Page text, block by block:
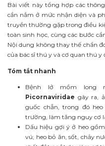
Bài viết này tổng hợp các
cần nắm ở mức nhận diện và
truyền thường gặp trong điều
toàn sinh học, cùng các bước
Nội dung không thay thế chẩn
của bác sĩ thú y và cơ quan thú y
Tóm tắt nhanh
Bệnh lở mồm long
Picornaviridae gây ra,
guốc chẵn, trong đó
trường, làm tăng nguy cơ
Dấu hiệu gợi ý ở heo
vú; heo bỏ ăn, sốt, chảy